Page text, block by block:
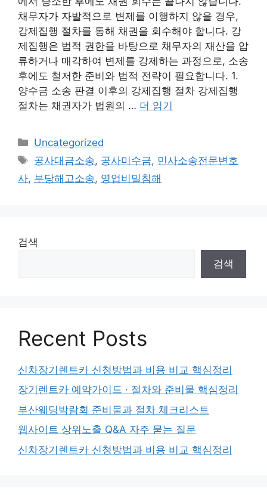
채무자가 자발적으로 변제를 이행하지 않을 경우,
강제집행 절차를 통해 채권을 회수해야 합니다. 강
제집행은 법적 권한을 바탕으로 채무자의 재산을 압
류하거나 매각하여 변제를 강제하는 과정으로, 소송
후에도 철저한 준비와 법적 전략이 필요합니다. 1.
양수금 소송 판결 이후의 강제집행 절차 강제집행
절차는 채권자가 법원의 … 더 읽기
카
테
고
리
Uncategorized
태
그
공사대금소송, 공사미수금, 민사소송전문변호
사, 부당해고소송, 영업비밀침해
검색
검색
Recent Posts
신차장기렌트카 신청방법과 비용 비교 핵심정리
장기렌트카 예약가이드 · 절차와 준비물 핵심정리
부산웨딩박람회 준비물과 절차 체크리스트
웹사이트 상위노출 Q&A 자주 묻는 질문
신차장기렌트카 신청방법과 비용 비교 핵심정리